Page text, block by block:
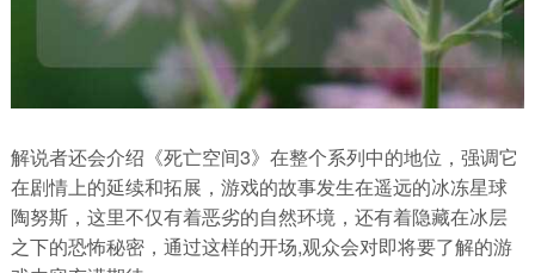
解说者还会介绍《死亡空间3》在整个系列中的地位，强调它
在剧情上的延续和拓展，游戏的故事发生在遥远的冰冻星球
陶努斯，这里不仅有着恶劣的自然环境，还有着隐藏在冰层
之下的恐怖秘密，通过这样的开场,观众会对即将要了解的游